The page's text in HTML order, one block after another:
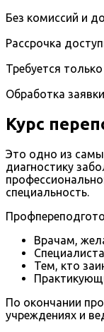
Без комиссий и
Рассрочка
Требуется
Обработка
Курс
Это одно из
диагностику
специальность.
Врачам,
Тем, кто
По окончании
учреждениях и